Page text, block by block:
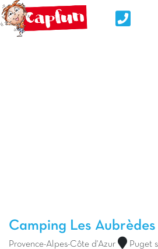
Camping Les Aubrèdes
Provence-Alpes-Côte d'Azur
Puget